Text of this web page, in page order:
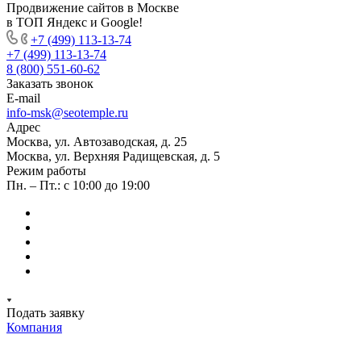
Продвижение сайтов в Москве
в ТОП Яндекс и Google!
+7 (499) 113-13-74
+7 (499) 113-13-74
8 (800) 551-60-62
Заказать звонок
E-mail
info-msk@seotemple.ru
Адрес
Москва, ул. Автозаводская, д. 25
Москва, ул. Верхняя Радищевская, д. 5
Режим работы
Пн. – Пт.: с 10:00 до 19:00
Подать заявку
Компания